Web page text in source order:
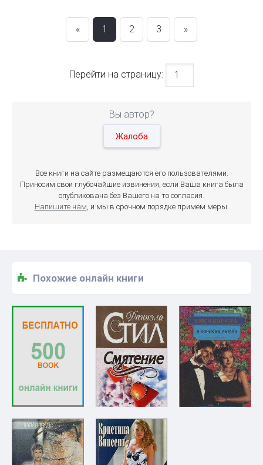
« 1 2 3 »
Перейти на страницу:
Вы автор?
Жалоба
Все книги на сайте размещаются его пользователями.
Приносим свои глубочайшие извинения, если Ваша книга была
опубликована без Вашего на то согласия.
Напишите нам, и мы в срочном порядке примем меры.
Похожие онлайн книги